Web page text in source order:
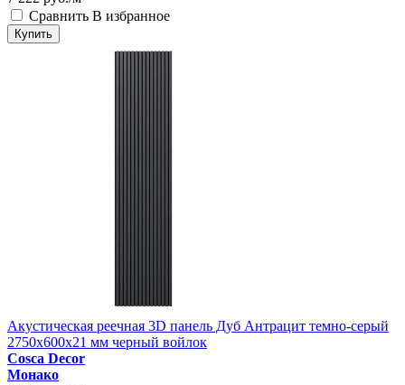
Сравнить В избранное
Купить
Акустическая реечная 3D панель Дуб Антрацит темно-серый
2750x600x21 мм черный войлок
Cosca Decor
Монако